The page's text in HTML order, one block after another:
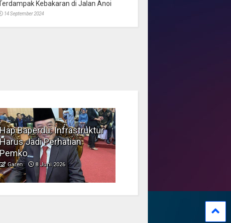
Kebakaran di Jalan Anoi
14 September 2024
Baperdu: Infrastruktur
Jadi Perhatian
Pemko
Garen 8 Juni 2026